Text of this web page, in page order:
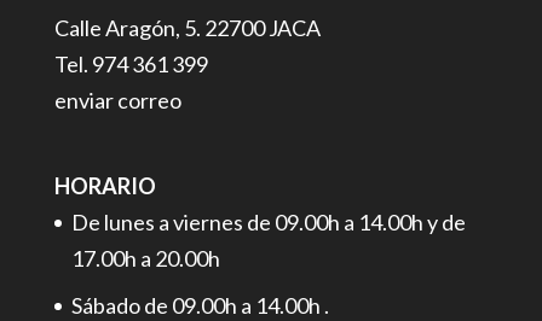
Calle Aragón, 5. 22700 JACA
Tel. 974 361 399
enviar correo
HORARIO
De lunes a viernes de 09.00h a 14.00h y de
17.00h a 20.00h
Sábado de 09.00h a 14.00h .